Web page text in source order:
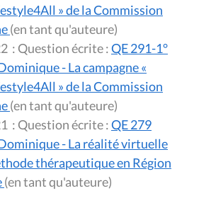
» de la Commission
(en tant qu'auteure)
: Question écrite :QE 291-1°
- La campagne «
» de la Commission
(en tant qu'auteure)
: Question écrite :QE 279
- La réalité virtuelle
thérapeutique en Région
(en tant qu'auteure)